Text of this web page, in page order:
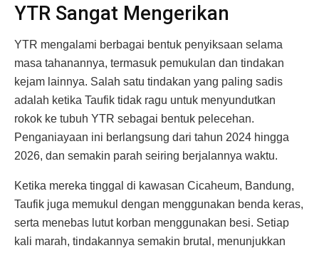
YTR Sangat Mengerikan
YTR mengalami berbagai bentuk penyiksaan selama
masa tahanannya, termasuk pemukulan dan tindakan
kejam lainnya. Salah satu tindakan yang paling sadis
adalah ketika Taufik tidak ragu untuk menyundutkan
rokok ke tubuh YTR sebagai bentuk pelecehan.
Penganiayaan ini berlangsung dari tahun 2024 hingga
2026, dan semakin parah seiring berjalannya waktu.
Ketika mereka tinggal di kawasan Cicaheum, Bandung,
Taufik juga memukul dengan menggunakan benda keras,
serta menebas lutut korban menggunakan besi. Setiap
kali marah, tindakannya semakin brutal, menunjukkan